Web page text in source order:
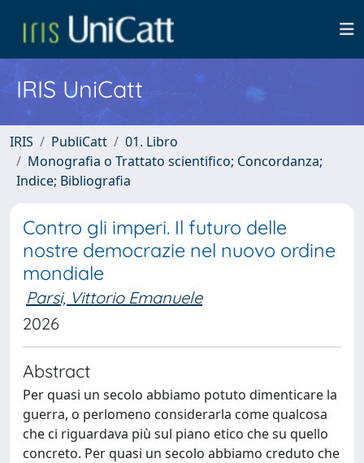
IRIS UniCatt
IRIS PubliCatt
01. Libro
Monografia o Trattato scientifico; Concordanza;
Indice; Bibliografia
Contro gli imperi. Il futuro delle
nostre democrazie nel nuovo ordine
mondiale
Parsi, Vittorio Emanuele
2026
Abstract
Per quasi un secolo abbiamo potuto dimenticare la
guerra, o perlomeno considerarla come qualcosa
che ci riguardava più sul piano etico che su quello
concreto. Per quasi un secolo abbiamo creduto che